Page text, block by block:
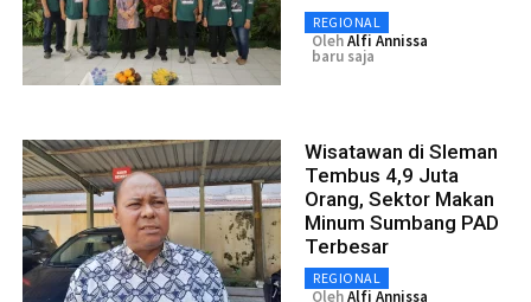
REGIONAL
OlehAlfi Annissa
baru saja
Wisatawan di Sleman
Tembus 4,9 Juta
Orang, Sektor Makan
Minum Sumbang PAD
Terbesar
REGIONAL
OlehAlfi Annissa